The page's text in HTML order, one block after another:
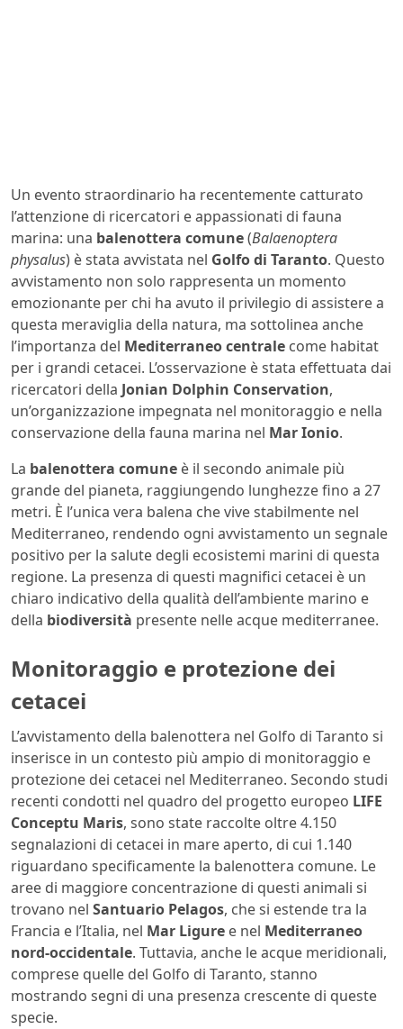
Un evento straordinario ha recentemente catturato
l’attenzione di ricercatori e appassionati di fauna
marina: una balenottera comune(Balaenoptera
physalus) è stata avvistata nel Golfo di Taranto. Questo
avvistamento non solo rappresenta un momento
emozionante per chi ha avuto il privilegio di assistere a
questa meraviglia della natura, ma sottolinea anche
l’importanza del Mediterraneo centrale come habitat
per i grandi cetacei. L’osservazione è stata effettuata dai
ricercatori della Jonian Dolphin Conservation,
un’organizzazione impegnata nel monitoraggio e nella
conservazione della fauna marina nel Mar Ionio.
La balenottera comune è il secondo animale più
grande del pianeta, raggiungendo lunghezze fino a 27
metri. È l’unica vera balena che vive stabilmente nel
Mediterraneo, rendendo ogni avvistamento un segnale
positivo per la salute degli ecosistemi marini di questa
regione. La presenza di questi magnifici cetacei è un
chiaro indicativo della qualità dell’ambiente marino e
della biodiversità presente nelle acque mediterranee.
Monitoraggio e protezione dei
cetacei
L’avvistamento della balenottera nel Golfo di Taranto si
inserisce in un contesto più ampio di monitoraggio e
protezione dei cetacei nel Mediterraneo. Secondo studi
recenti condotti nel quadro del progetto europeo LIFE
Conceptu Maris, sono state raccolte oltre 4.150
segnalazioni di cetacei in mare aperto, di cui 1.140
riguardano specificamente la balenottera comune. Le
aree di maggiore concentrazione di questi animali si
trovano nel Santuario Pelagos, che si estende tra la
Francia e l’Italia, nel Mar Ligure e nel Mediterraneo
nord-occidentale. Tuttavia, anche le acque meridionali,
comprese quelle del Golfo di Taranto, stanno
mostrando segni di una presenza crescente di queste
specie.